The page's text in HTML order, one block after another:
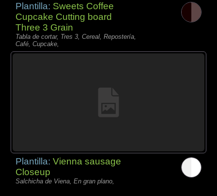
Plantilla: Sweets Coffee
Cupcake Cutting board
Three 3 Grain
Tabla de cortar, Tres 3, Cereal, Repostería,
Café, Cupcake,
Plantilla:Vienna sausage
Closeup
Salchicha de Viena, En gran plano,